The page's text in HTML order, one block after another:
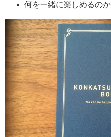
何を一緒に楽しめるのか